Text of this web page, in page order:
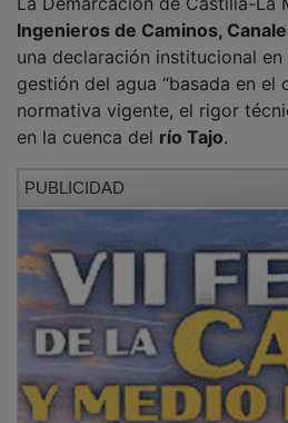
Ingenieros de Caminos,
una declaración institucional
gestión del agua “basada en el
normativa vigente, el rigor
en la cuenca delrío Tajo.